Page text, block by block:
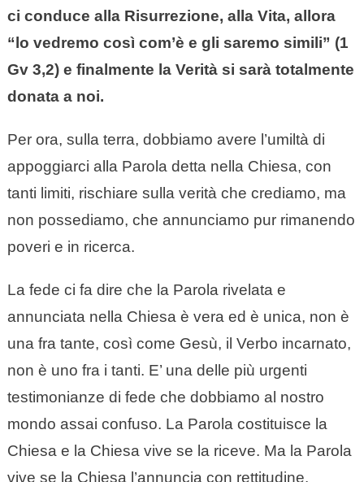
ci conduce alla Risurrezione, alla Vita, allora
“lo vedremo così com’è e gli saremo simili” (1
Gv 3,2) e finalmente la Verità si sarà totalmente
donata a noi.
Per ora, sulla terra, dobbiamo avere l’umiltà di
appoggiarci alla Parola detta nella Chiesa, con
tanti limiti, rischiare sulla verità che crediamo, ma
non possediamo, che annunciamo pur rimanendo
poveri e in ricerca.
La fede ci fa dire che la Parola rivelata e
annunciata nella Chiesa è vera ed è unica, non è
una fra tante, così come Gesù, il Verbo incarnato,
non è uno fra i tanti. E’ una delle più urgenti
testimonianze di fede che dobbiamo al nostro
mondo assai confuso. La Parola costituisce la
Chiesa e la Chiesa vive se la riceve. Ma la Parola
vive se la Chiesa l’annuncia con rettitudine.